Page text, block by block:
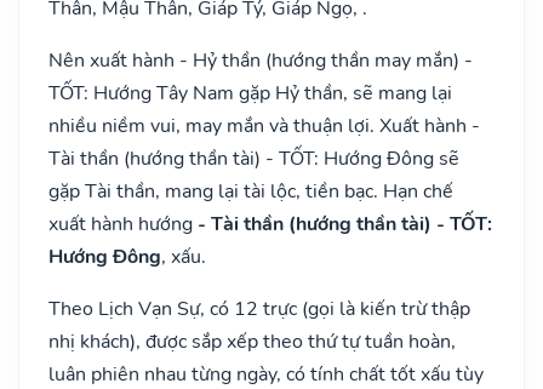
Thân, Mậu Thân, Giáp Tý, Giáp Ngọ, .
Nên xuất hành - Hỷ thần (hướng thần may mắn) -
TỐT: Hướng Tây Nam gặp Hỷ thần, sẽ mang lại
nhiều niềm vui, may mắn và thuận lợi. Xuất hành -
Tài thần (hướng thần tài) - TỐT: Hướng Đông sẽ
gặp Tài thần, mang lại tài lộc, tiền bạc. Hạn chế
xuất hành hướng - Tài thần (hướng thần tài) - TỐT:
Hướng Đông, xấu.
Theo Lịch Vạn Sự, có 12 trực (gọi là kiến trừ thập
nhị khách), được sắp xếp theo thứ tự tuần hoàn,
luân phiên nhau từng ngày, có tính chất tốt xấu tùy